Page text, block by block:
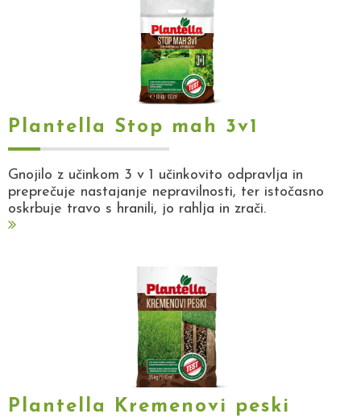
Plantella Stop mah 3v1
Gnojilo z učinkom 3 v 1 učinkovito odpravlja in
preprečuje nastajanje nepravilnosti, ter istočasno
oskrbuje travo s hranili, jo rahlja in zrači.
Plantella Kremenovi peski